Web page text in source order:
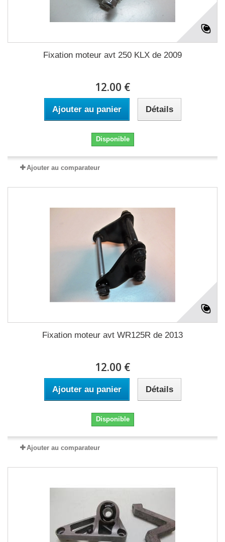
Fixation moteur avt 250 KLX de 2009
12.00 €
Ajouter au panier Détails
Disponible
Ajouter au comparateur
Fixation moteur avt WR125R de 2013
12.00 €
Ajouter au panier Détails
Disponible
Ajouter au comparateur